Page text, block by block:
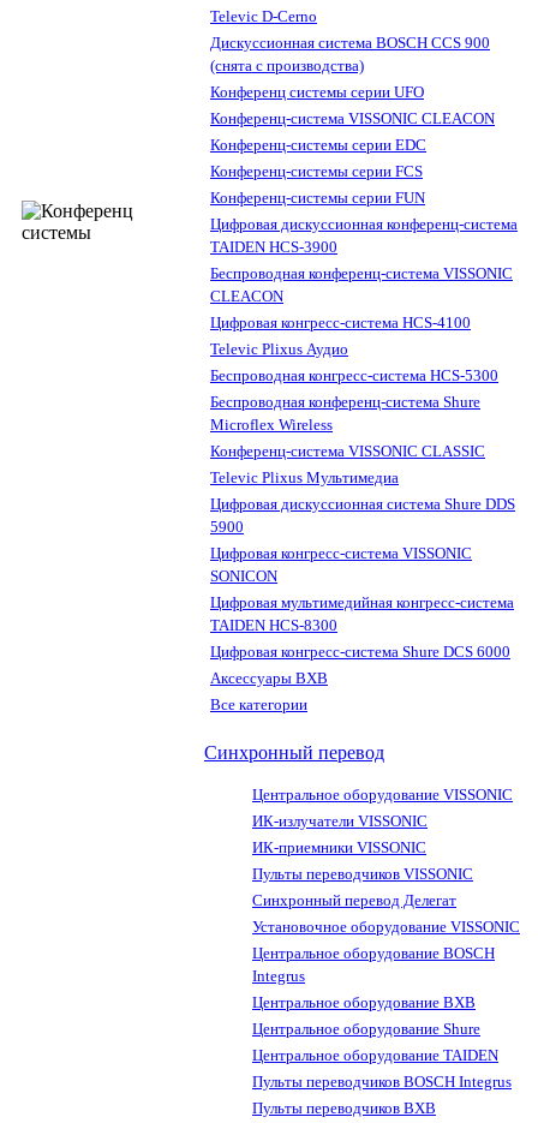
Televic D-Cerno
Дискуссионная система BOSCH CCS 900
(снята с производства)
Конференц системы серии UFO
Конференц-система VISSONIC CLEACON
Конференц-системы серии EDC
Конференц-системы серии FCS
Конференц-системы серии FUN
Цифровая дискуссионная конференц-система
TAIDEN HCS-3900
Беспроводная конференц-система VISSONIC
CLEACON
Цифровая конгресс-система HCS-4100
Televic Plixus Аудио
Беспроводная конгресс-система HCS-5300
Беспроводная конференц-система Shure
Microflex Wireless
Конференц-система VISSONIC CLASSIC
Televic Plixus Мультимедиа
Цифровая дискуссионная система Shure DDS
5900
Цифровая конгресс-система VISSONIC
SONICON
Цифровая мультимедийная конгресс-система
TAIDEN HCS-8300
Цифровая конгресс-система Shure DCS 6000
Аксессуары BXB
Все категории
Синхронный перевод
Центральное оборудование VISSONIC
ИК-излучатели VISSONIC
ИК-приемники VISSONIC
Пульты переводчиков VISSONIC
Синхронный перевод Делегат
Установочное оборудование VISSONIC
Центральное оборудование BOSCH
Integrus
Центральное оборудование BXB
Центральное оборудование Shure
Центральное оборудование TAIDEN
Пульты переводчиков BOSCH Integrus
Пульты переводчиков BXB